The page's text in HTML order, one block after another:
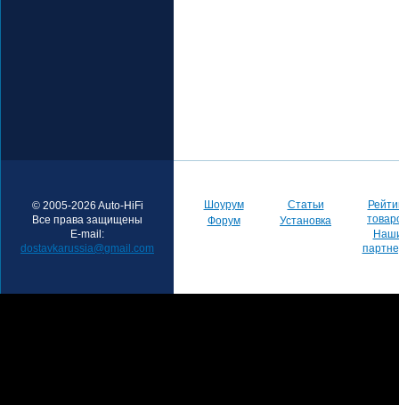
© 2005-2026 Auto-HiFi
Все права защищены
E-mail:
dostavkarussia@gmail.com
Шоурум
Форум
Статьи
Установка